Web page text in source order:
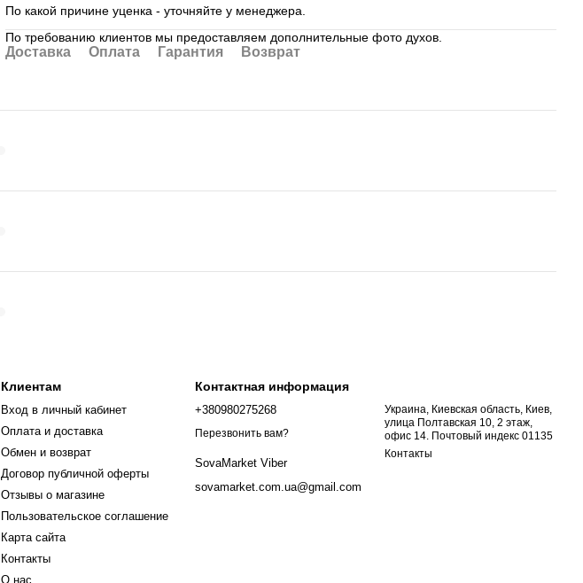
По какой причине уценка - уточняйте у менеджера.
По требованию клиентов мы предоставляем дополнительные фото духов.
Доставка Оплата Гарантия Возврат
Клиентам
Вход в личный кабинет
Оплата и доставка
Обмен и возврат
Договор публичной оферты
Отзывы о магазине
Пользовательское соглашение
Карта сайта
Контакты
О нас
Контактная информация
+380980275268
Перезвонить вам?
SovaMarket Viber
sovamarket.com.ua@gmail.com
Украина, Киевская область, Киев,
улица Полтавская 10, 2 этаж,
офис 14. Почтовый индекс 01135
Контакты